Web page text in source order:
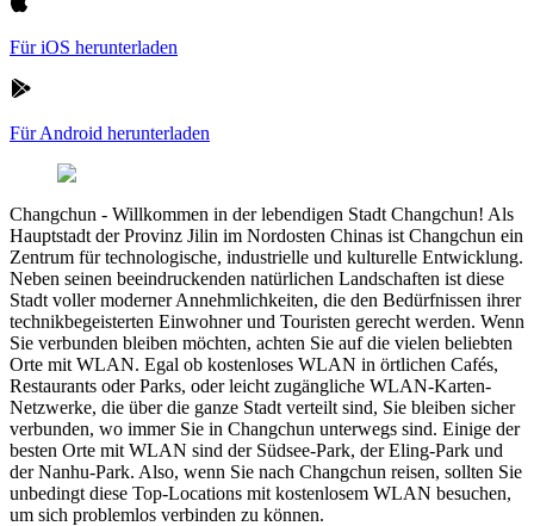
Für iOS herunterladen
Für Android herunterladen
Changchun - Willkommen in der lebendigen Stadt Changchun! Als
Hauptstadt der Provinz Jilin im Nordosten Chinas ist Changchun ein
Zentrum für technologische, industrielle und kulturelle Entwicklung.
Neben seinen beeindruckenden natürlichen Landschaften ist diese
Stadt voller moderner Annehmlichkeiten, die den Bedürfnissen ihrer
technikbegeisterten Einwohner und Touristen gerecht werden. Wenn
Sie verbunden bleiben möchten, achten Sie auf die vielen beliebten
Orte mit WLAN. Egal ob kostenloses WLAN in örtlichen Cafés,
Restaurants oder Parks, oder leicht zugängliche WLAN-Karten-
Netzwerke, die über die ganze Stadt verteilt sind, Sie bleiben sicher
verbunden, wo immer Sie in Changchun unterwegs sind. Einige der
besten Orte mit WLAN sind der Südsee-Park, der Eling-Park und
der Nanhu-Park. Also, wenn Sie nach Changchun reisen, sollten Sie
unbedingt diese Top-Locations mit kostenlosem WLAN besuchen,
um sich problemlos verbinden zu können.